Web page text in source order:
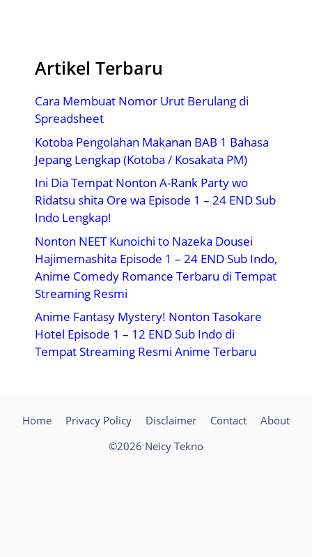
Artikel Terbaru
Cara Membuat Nomor Urut Berulang di
Spreadsheet
Kotoba Pengolahan Makanan BAB 1 Bahasa
Jepang Lengkap (Kotoba / Kosakata PM)
Ini Dia Tempat Nonton A-Rank Party wo
Ridatsu shita Ore wa Episode 1 – 24 END Sub
Indo Lengkap!
Nonton NEET Kunoichi to Nazeka Dousei
Hajimemashita Episode 1 – 24 END Sub Indo,
Anime Comedy Romance Terbaru di Tempat
Streaming Resmi
Anime Fantasy Mystery! Nonton Tasokare
Hotel Episode 1 – 12 END Sub Indo di
Tempat Streaming Resmi Anime Terbaru
Home Privacy Policy Disclaimer Contact
About
©2026 Neicy Tekno